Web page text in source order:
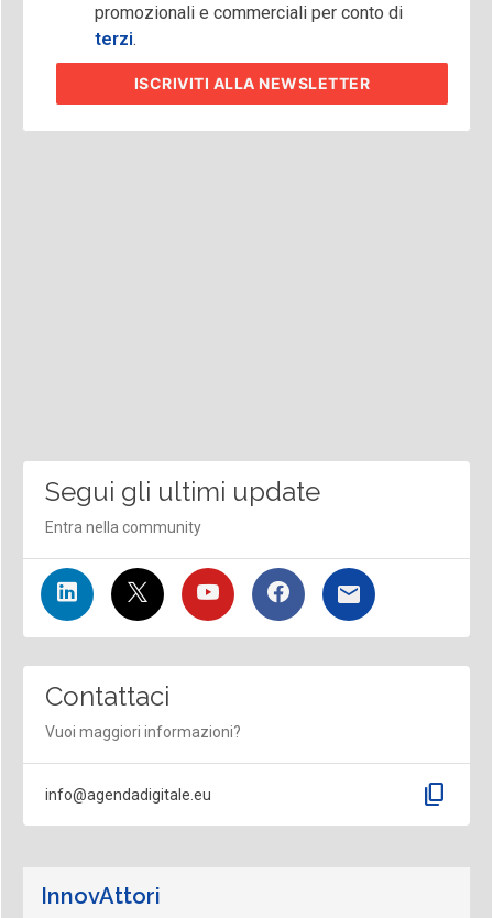
promozionali e commerciali per conto di
terzi.
ISCRIVITI ALLA NEWSLETTER
Segui gli ultimi update
Entra nella community
Contattaci
Vuoi maggiori informazioni?
info@agendadigitale.eu content_copy
InnovAttori